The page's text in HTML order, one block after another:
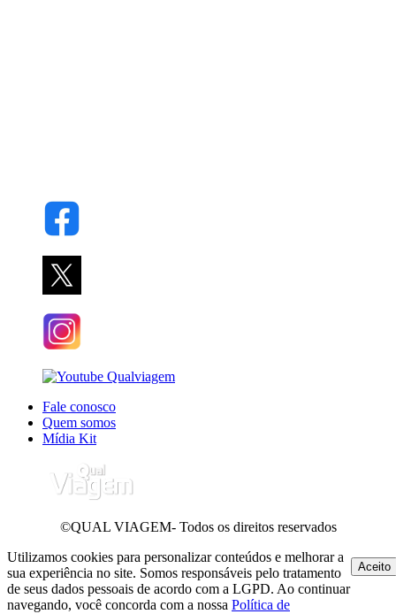
Fale conosco
Quem somos
Mídia Kit
©QUAL VIAGEM- Todos os direitos reservados
Utilizamos cookies para personalizar conteúdos e melhorar a
sua experiência no site. Somos responsáveis pelo tratamento
de seus dados pessoais de acordo com a LGPD. Ao continuar
navegando, você concorda com a nossa Política de
Aceito